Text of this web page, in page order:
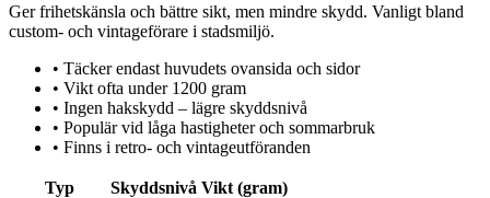
Ger frihetskänsla och bättre sikt, men mindre skydd. Vanligt bland
custom- och vintageförare i stadsmiljö.
• Täcker endast huvudets ovansida och sidor
• Vikt ofta under 1200 gram
• Ingen hakskydd – lägre skyddsnivå
• Populär vid låga hastigheter och sommarbruk
• Finns i retro- och vintageutföranden
Typ Skyddsnivå Vikt (gram)